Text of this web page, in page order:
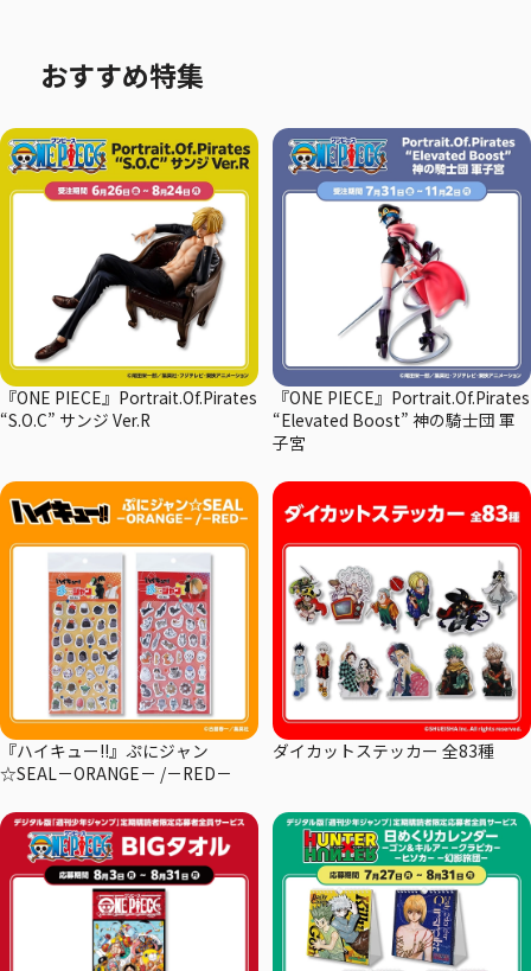
おすすめ特集
『ONE PIECE』Portrait.Of.Pirates
“S.O.C” サンジ Ver.R
『ONE PIECE』Portrait.Of.Pirates
“Elevated Boost” 神の騎士団 軍
子宮
『ハイキュー!!』ぷにジャン
☆SEAL－ORANGE－ /－RED－
ダイカットステッカー 全83種